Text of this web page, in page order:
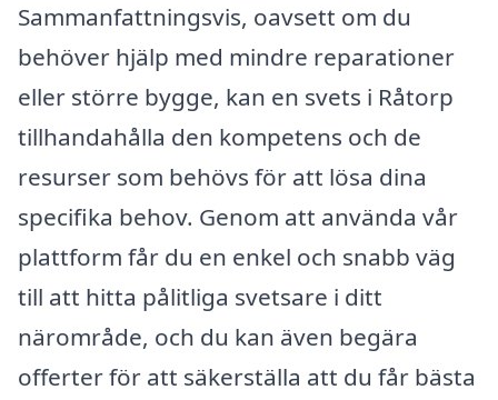
Sammanfattningsvis, oavsett om du
behöver hjälp med mindre reparationer
eller större bygge, kan en svets i Råtorp
tillhandahålla den kompetens och de
resurser som behövs för att lösa dina
specifika behov. Genom att använda vår
plattform får du en enkel och snabb väg
till att hitta pålitliga svetsare i ditt
närområde, och du kan även begära
offerter för att säkerställa att du får bästa